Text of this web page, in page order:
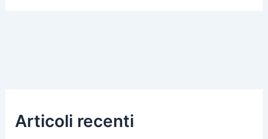
Articoli recenti